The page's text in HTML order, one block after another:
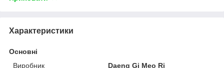
Характеристики
Основні
Виробник
Daeng Gi Meo Ri